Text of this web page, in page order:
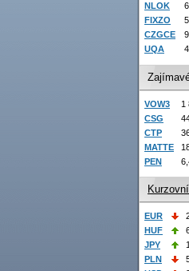
NLOK
FIXZO
CZGCE
UQA
VOW3 1
CSG
CTP
MATTE
PEN
EUR
HUF
JPY
PLN